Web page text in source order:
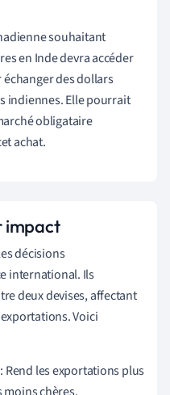
souhaitant
en Inde devra accéder
échanger des dollars
indiennes. Elle pourrait
obligataire
achat.
impact
décisions
international. Ils
deux devises, affectant
Voici
: Rend les exportations plus